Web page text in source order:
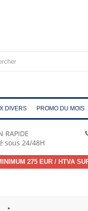
DIVERS PROMO DU MOIS
RAPIDE
sous 24/48H
275 EUR / HTVA